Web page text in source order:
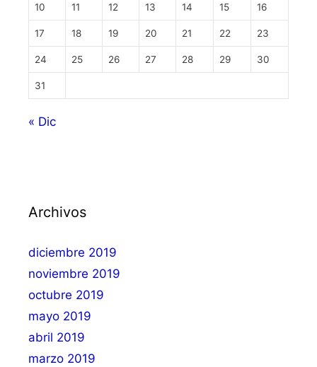
10 11 12 13 14 15 16
17 18 19 20 21 22 23
24 25 26 27 28 29 30
31
« Dic
Archivos
diciembre 2019
noviembre 2019
octubre 2019
mayo 2019
abril 2019
marzo 2019